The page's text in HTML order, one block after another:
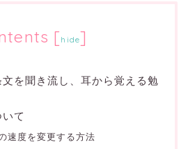
[ hide]
を聞き流し、耳から覚える勉
て
速度を変更する方法